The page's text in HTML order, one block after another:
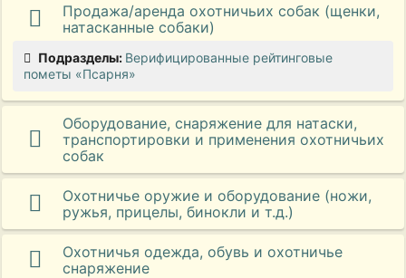
Продажа/аренда охотничьих собак (щенки,
натасканные собаки)
Подразделы Верифицированные рейтинговые
пометы «Псарня»
Оборудование, снаряжение для натаски,
транспортировки и применения охотничьих
собак
Охотничье оружие и оборудование (ножи,
ружья, прицелы, бинокли и т.д.)
Охотничья одежда, обувь и охотничье
снаряжение